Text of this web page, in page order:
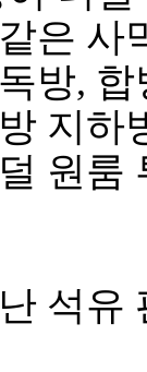
은 사
방,
지하
원룸
석유